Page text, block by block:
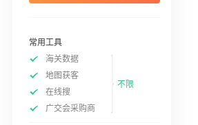
常用工具
海关数据
地图获客
在线搜
广交会采购商
不限